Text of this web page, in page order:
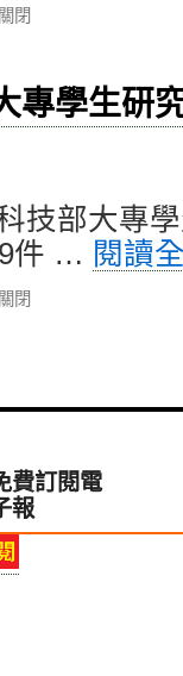
閉
專學生研
技部大專
件 … 閱讀
閉
費訂閱電
報